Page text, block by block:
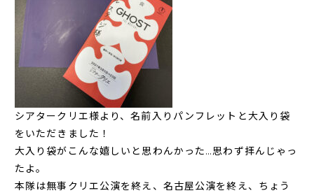
シアタークリエ様より、名前入りパンフレットと大入り袋
をいただきました！
大入り袋がこんな嬉しいと思わんかった…思わず拝んじゃっ
たよ。
本隊は無事クリエ公演を終え、名古屋公演を終え、ちょう